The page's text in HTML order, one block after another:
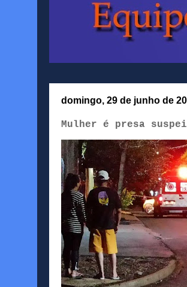
domingo, 29 de junho de
Mulher é presa